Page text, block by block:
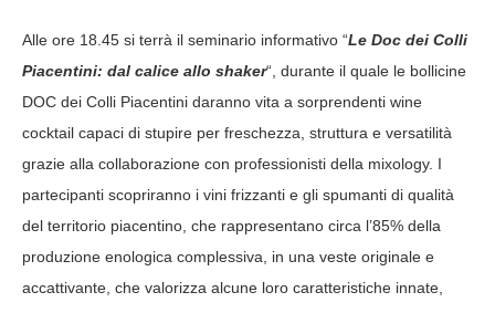
Alle ore 18.45 si terrà il seminario informativo “Le Doc dei Colli
Piacentini: dal calice allo shaker“, durante il quale le bollicine
DOC dei Colli Piacentini daranno vita a sorprendenti wine
cocktail capaci di stupire per freschezza, struttura e versatilità
grazie alla collaborazione con professionisti della mixology. I
partecipanti scopriranno i vini frizzanti e gli spumanti di qualità
del territorio piacentino, che rappresentano circa l’85% della
produzione enologica complessiva, in una veste originale e
accattivante, che valorizza alcune loro caratteristiche innate,